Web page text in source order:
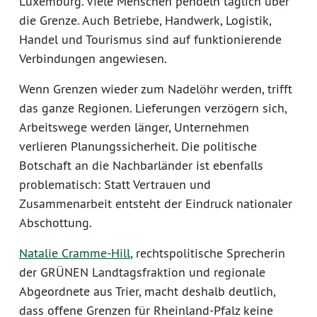
die Grenze. Auch Betriebe, Handwerk, Logistik,
Handel und Tourismus sind auf funktionierende
Verbindungen angewiesen.
Wenn Grenzen wieder zum Nadelöhr werden, trifft
das ganze Regionen. Lieferungen verzögern sich,
Arbeitswege werden länger, Unternehmen
verlieren Planungssicherheit. Die politische
Botschaft an die Nachbarländer ist ebenfalls
problematisch: Statt Vertrauen und
Zusammenarbeit entsteht der Eindruck nationaler
Abschottung.
Natalie Cramme-Hill, rechtspolitische Sprecherin
der GRÜNEN Landtagsfraktion und regionale
Abgeordnete aus Trier, macht deshalb deutlich,
dass offene Grenzen für Rheinland-Pfalz keine